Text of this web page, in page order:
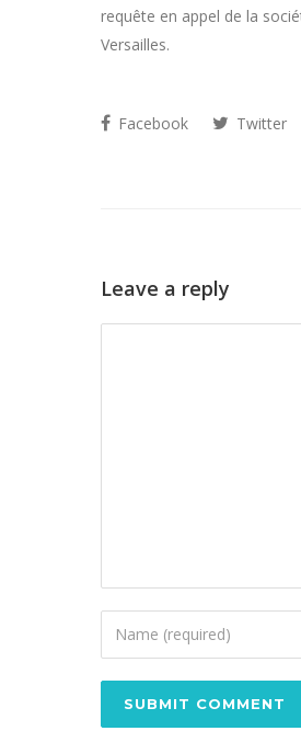
requête en appel de la
Versailles.
Facebook Twitter
Leave a reply